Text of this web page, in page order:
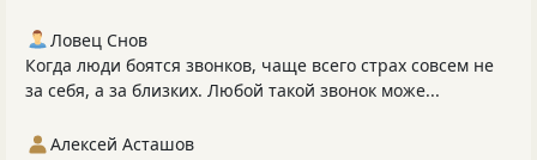
Ловец Снов
Когда люди боятся звонков, чаще всего страх совсем не
за себя, а за близких. Любой такой звонок може...
Алексей Асташов